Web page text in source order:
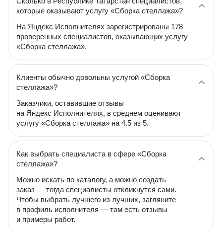
которые оказывают услугу «Сборка стеллажа»?
На Яндекс Исполнителях зарегистрированы 178
проверенных специалистов, оказывающих услугу
«Сборка стеллажа».
Клиенты обычно довольны услугой «Сборка
стеллажа»?
Заказчики, оставившие отзывы
на Яндекс Исполнителях, в среднем оценивают
услугу «Сборка стеллажа» на 4.5 из 5.
Как выбрать специалиста в сфере «Сборка
стеллажа»?
Можно искать по каталогу, а можно создать
заказ — тогда специалисты откликнутся сами.
Чтобы выбрать лучшего из лучших, загляните
в профиль исполнителя — там есть отзывы
и примеры работ.